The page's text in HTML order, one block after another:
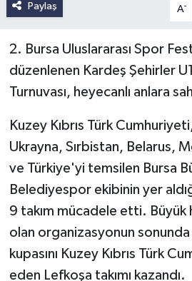
Paylaş A-
2. Bursa Uluslararası Spor
düzenlenen Kardeş Şehirler
Turnuvası, heyecanlı anlara
Kuzey Kıbrıs Türk
Ukrayna, Sırbistan, Belarus,
ve Türkiye'yi temsilen Bursa
Belediyespor ekibinin yer
9 takım mücadele etti. Büyük
olan organizasyonun
kupasını Kuzey Kıbrıs Türk
eden Lefkoşa takımı kazandı.